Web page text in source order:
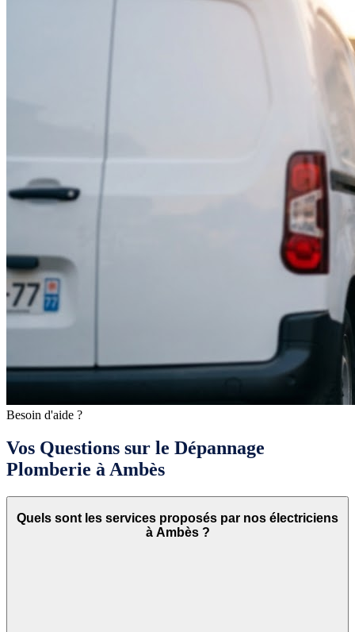
Besoin d'aide ?
Vos Questions sur le Dépannage
Plomberie à Ambès
Quels sont les services proposés par nos électriciens
à Ambès ?